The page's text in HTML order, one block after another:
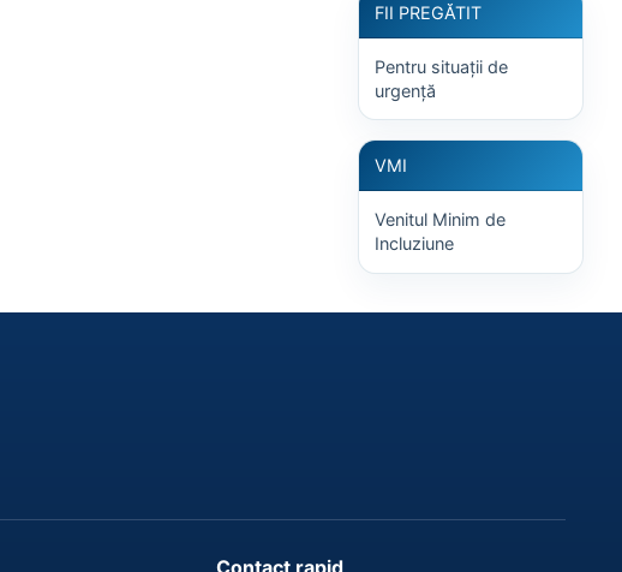
FII PREGĂTIT
Pentru situații de
urgență
VMI
Venitul Minim de
Incluziune
Contact rapid